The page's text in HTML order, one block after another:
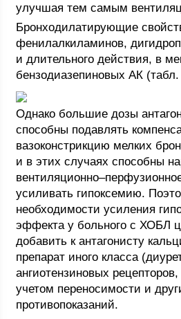
улучшая тем самым
Бронходилатирующие
фенилалкиламинов,
и длительного действия, в
бензодиазепиновых АК
Однако большие дозы
способны подавлять
вазоконстрикцию мелких
и в этих случаях способны
усиливать гипоксемию.
необходимости усиления
эффекта у больного с ХОБЛ
добавить к антагонисту
препарат иного класса
ангиотензиновых
учетом переносимости и
противопоказаний.